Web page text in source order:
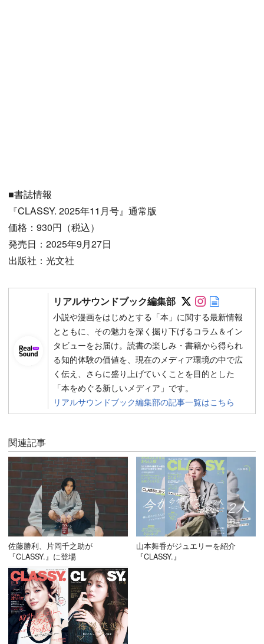
■書誌情報
『CLASSY. 2025年11月号』通常版
価格：930円（税込）
発売日：2025年9月27日
出版社：光文社
リアルサウンドブック編集部 Follow on
Follow on
小説や漫画をはじめとする「本」に関する最新情報
とともに、その魅力を深く掘り下げるコラム＆イン
タビューをお届け。読書の楽しみ・書籍から得られ
る知的体験の価値を、現在のメディア環境の中で広
く伝え、さらに盛り上げていくことを目的とした
「本をめぐる新しいメディア」です。
リアルサウンドブック編集部の記事一覧はこちら
関連記事
佐藤勝利、片岡千之助が
『CLASSY.』に登場
山本舞香がジュエリーを紹介
『CLASSY.』